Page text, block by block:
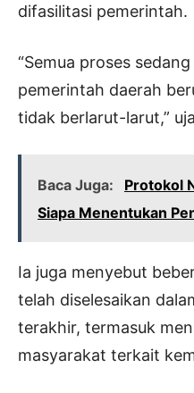
difasilitasi pemerintah.
“Semua proses
pemerintah daerah
tidak berlarut-larut,”
Baca Juga:
Protokol
Siapa Menentukan
Ia juga menyebut
telah diselesaikan
terakhir, termasuk
masyarakat terkait